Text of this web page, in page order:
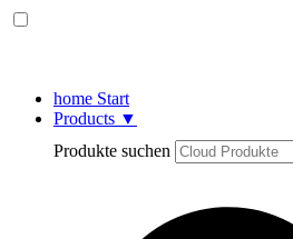
home Start
Products ▼
Produkte suchen